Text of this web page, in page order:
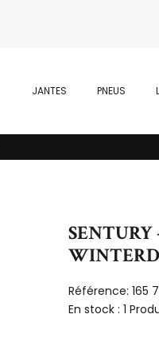
JANTES PNEUS
SENTURY
Référence: 165
En stock : 1